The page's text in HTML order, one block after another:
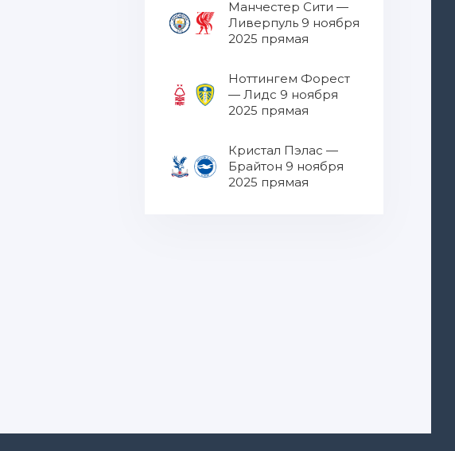
Манчестер Сити —
Ливерпуль 9 ноября
2025 прямая
Ноттингем Форест
— Лидс 9 ноября
2025 прямая
Кристал Пэлас —
Брайтон 9 ноября
2025 прямая